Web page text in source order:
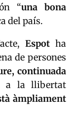
“una bona
del país.
Espot ha
de persones
continuada
a la llibertat
àmpliament